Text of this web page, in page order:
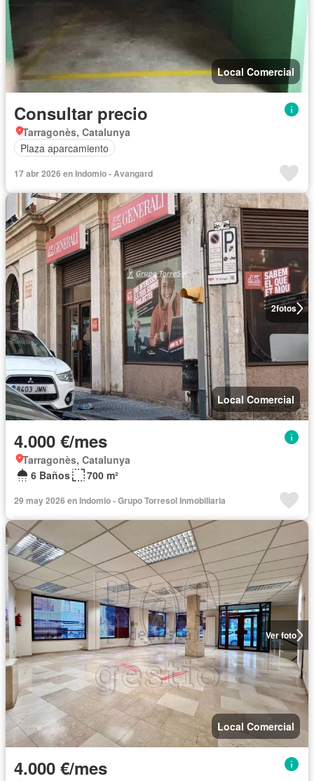
Local Comercial
Consultar precio
Tarragonès, Catalunya
Plaza aparcamiento
17 abr 2026 en Indomio - Avangard
2fotos
Local Comercial
4.000 €/mes
Tarragonès, Catalunya
6 Baños
700 m²
29 may 2026 en Indomio - Grupo Torresol Inmobiliaria
Ver foto
Local Comercial
4.000 €/mes